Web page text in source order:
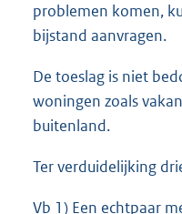
problemen komen,
bijstand aanvragen.
De toeslag is niet
woningen zoals
buitenland.
Ter verduidelijking
Vb 1) Een echtpaar